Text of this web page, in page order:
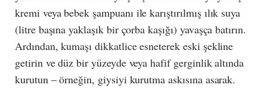
kremi veya bebek şampuanı ile karıştırılmış ılık suya
(litre başına yaklaşık bir çorba kaşığı) yavaşça batırın.
Ardından, kumaşı dikkatlice esneterek eski şekline
getirin ve düz bir yüzeyde veya hafif gerginlik altında
kurutun – örneğin, giysiyi kurutma askısına asarak.